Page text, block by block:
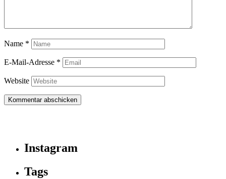
Name *
E-Mail-Adresse *
Website
Instagram
Tags